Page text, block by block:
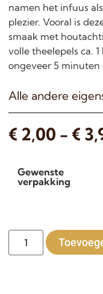
namen het infuus
plezier. Vooral is
smaak met
volle theelepels ca.
ongeveer 5
Alle andere
€ 2,00 - €
Gewenste
verpakking